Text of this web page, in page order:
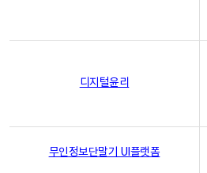
디지털윤리
무인정보단말기 UI플랫폼